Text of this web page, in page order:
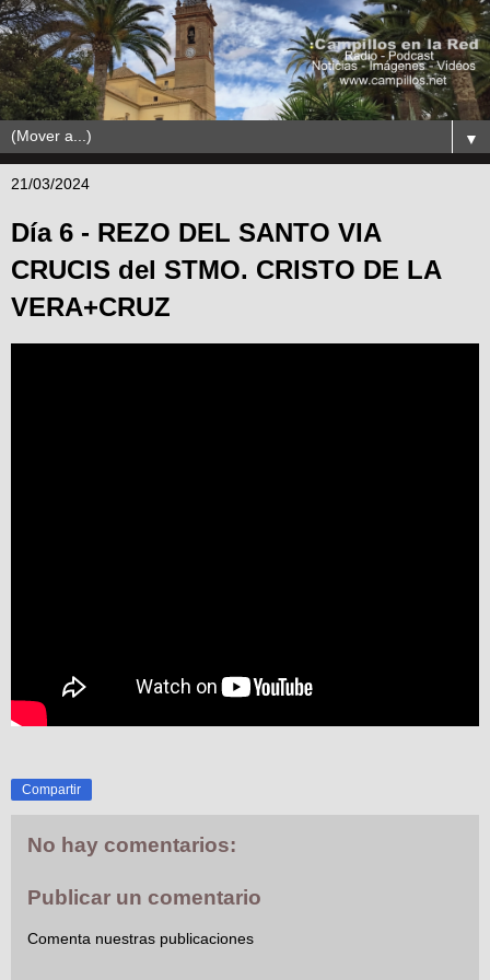
▼
21/03/2024
Día 6 - REZO DEL SANTO VIA
CRUCIS del STMO. CRISTO DE LA
VERA+CRUZ
Compartir
No hay comentarios:
Publicar un comentario
Comenta nuestras publicaciones